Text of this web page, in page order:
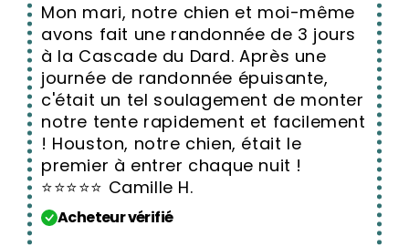
Mon mari, notre chien et moi-même
avons fait une randonnée de 3 jours
à la Cascade du Dard. Après une
journée de randonnée épuisante,
c'était un tel soulagement de monter
notre tente rapidement et facilement
! Houston, notre chien, était le
premier à entrer chaque nuit !
⭐⭐⭐⭐⭐ Camille H.
Acheteur vérifié